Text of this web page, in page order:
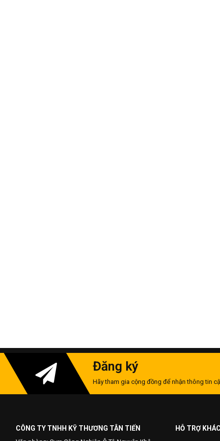
Đăng ký
Hãy tham gia cộng đồng để nhận thông tin
CÔNG TY TNHH KỸ THƯƠNG TÂN TIẾN HỖ TRỢ